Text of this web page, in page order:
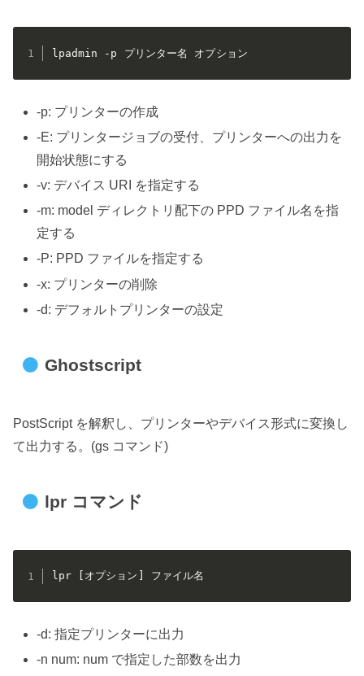
lpadmin -p プリンター名 オプション
-p: プリンターの作成
-E: プリンタージョブの受付、プリンターへの出力を
開始状態にする
-v: デバイス URI を指定する
-m: model ディレクトリ配下の PPD ファイル名を指
定する
-P: PPD ファイルを指定する
-x: プリンターの削除
-d: デフォルトプリンターの設定
Ghostscript
PostScript を解釈し、プリンターやデバイス形式に変換し
て出力する。(gs コマンド)
lpr コマンド
lpr [オプション] ファイル名
-d: 指定プリンターに出力
-n num: num で指定した部数を出力